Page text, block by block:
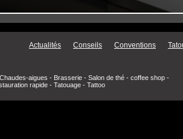
Menu secondaire
Actualités Conseils Conventions
aigues - Brasserie - Salon de thé - coffee shop -
rapide - Tatouage - Tattoo